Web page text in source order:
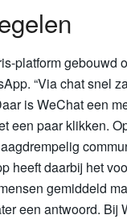
platform gebouwd
“Via chat snel
is WeChat een
een paar klikken.
heeft daarbij het
gemiddeld
een antwoord. Bij